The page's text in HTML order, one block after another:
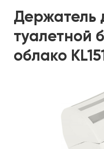
Держатель
туалетной
облако